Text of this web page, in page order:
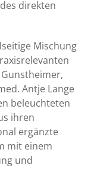
direkten
Mischung
Antje Lange
beleuchteten
ihren
ergänzte
mit einem
und